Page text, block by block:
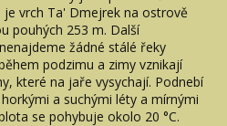
vrch Ta' Dmejrek na ostrově
pouhých 253 m. Další
žádné stálé řeky
podzimu a zimy vznikají
které na jaře vysychají. Podnebí
a suchými léty a mírnými
se pohybuje okolo 20 °C.